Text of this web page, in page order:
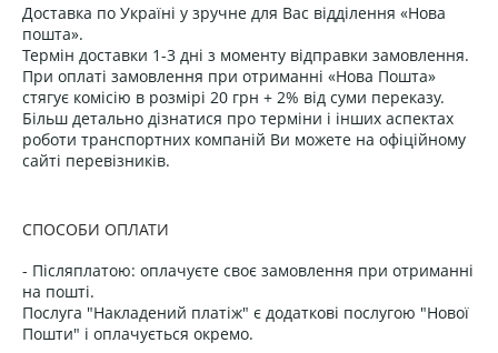
Доставка по Україні у зручне для Вас відділення «Нова
пошта».
Термін доставки 1-3 дні з моменту відправки замовлення.
При оплаті замовлення при отриманні «Нова Пошта»
стягує комісію в розмірі 20 грн + 2% від суми переказу.
Більш детально дізнатися про терміни і інших аспектах
роботи транспортних компаній Ви можете на офіційному
сайті перевізників.
СПОСОБИ ОПЛАТИ
- Післяплатою: оплачуєте своє замовлення при отриманні
на пошті.
Послуга "Накладений платіж" є додаткові послугою "Нової
Пошти" і оплачується окремо.